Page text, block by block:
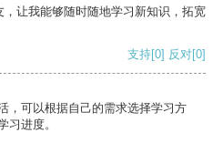
让我能够随时随地学习新知识，拓宽
支持[0] 反对[0]
，可以根据自己的需求选择学习方
习进度。